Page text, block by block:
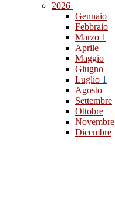
2026
Gennaio
Febbraio
Marzo 1
Aprile
Maggio
Giugno
Luglio 1
Agosto
Settembre
Ottobre
Novembre
Dicembre